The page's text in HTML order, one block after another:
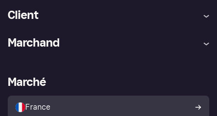
Client
Explorez les magasins
Politique de protection de
l’acheteur Klarna
Marchand
Portail Marchand
Marché
France